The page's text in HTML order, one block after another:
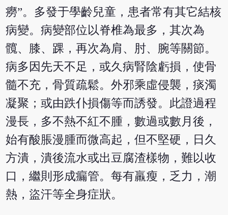
癆”。多發于學齡兒童，患者常有其它結核
病變。病變部位以脊椎為最多，其次為
髖、膝、踝，再次為肩、肘、腕等關節。
病多因先天不足，或久病腎陰虧損，使骨
髓不充，骨質疏鬆。外邪乘虛侵襲，痰濁
凝聚；或由跌仆損傷等而誘發。此證過程
漫長，多不熱不紅不腫，數過或數月後，
始有酸脹漫腫而微高起，但不堅硬，日久
方潰，潰後流水或出豆腐渣樣物，難以收
口，繼則形成瘺管。每有羸瘦，乏力，潮
熱，盜汗等全身症狀。